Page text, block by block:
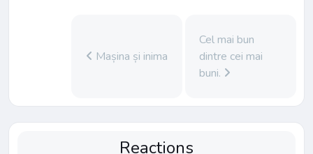
Mașina și inima
Cel mai bun
dintre cei mai
buni.
Reactions